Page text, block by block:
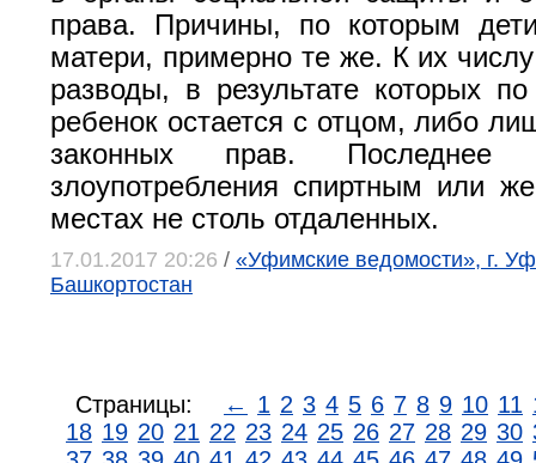
права. Причины, по которым
матери, примерно те же. К их
разводы, в результате которых
ребенок остается с отцом, либо
законных прав. Последнее
злоупотребления спиртным или
местах не столь отдаленных.
17.01.2017 20:26 / «Уфимские ведомости», г.
Башкортостан
Страницы: ← 1 2 3 4 5 6 7 8 9 10 11
18 19 20 21 22 23 24 25 26 27 28 29 30